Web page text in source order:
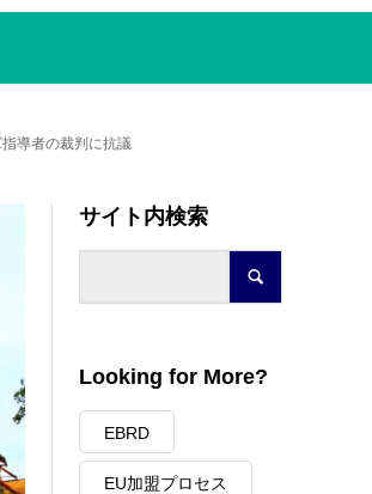
導者の裁判に抗議
サイト内検索
Looking for More?
EBRD
EU加盟プロセス